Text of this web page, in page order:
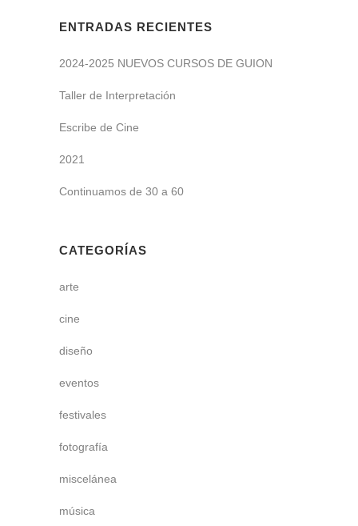
ENTRADAS RECIENTES
2024-2025 NUEVOS CURSOS DE GUION
Taller de Interpretación
Escribe de Cine
2021
Continuamos de 30 a 60
CATEGORÍAS
arte
cine
diseño
eventos
festivales
fotografía
miscelánea
música